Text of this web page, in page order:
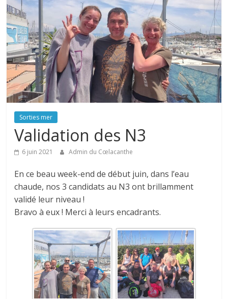
Sorties mer
Validation des N3
6 juin 2021 Admin du Cœlacanthe
En ce beau week-end de début juin, dans l’eau
chaude, nos 3 candidats au N3 ont brillamment
validé leur niveau !
Bravo à eux ! Merci à leurs encadrants.